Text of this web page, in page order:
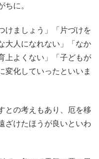
ちに。
けましょう」「片づけを
大人になれない」「なか
上よくない」「子どもが
変化していったといいま
との考えもあり、厄を移
ざけたほうが良いといわ